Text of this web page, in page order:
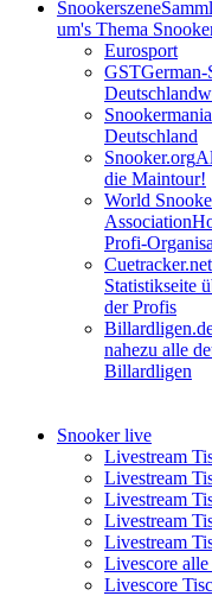
Snookerszene
um's Thema
Eurosport
GSTGerman-
Snookermania
Deutschland
Snooker.org
die Maintour!
World
Association
Profi-
Cuetracker.net
Statistikseite
der Profis
nahezu alle
Billardligen
Snooker live
Livestream
Livestream
Livestream
Livestream
Livestream
Livescore alle
Livescore